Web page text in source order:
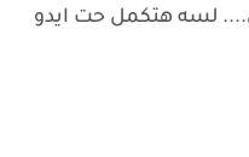
لسه هتكمل حت ايدو